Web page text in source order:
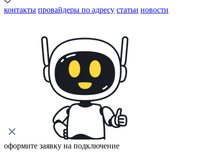
контакты провайдеры по адресу статьи новости
оформите заявку на подключение